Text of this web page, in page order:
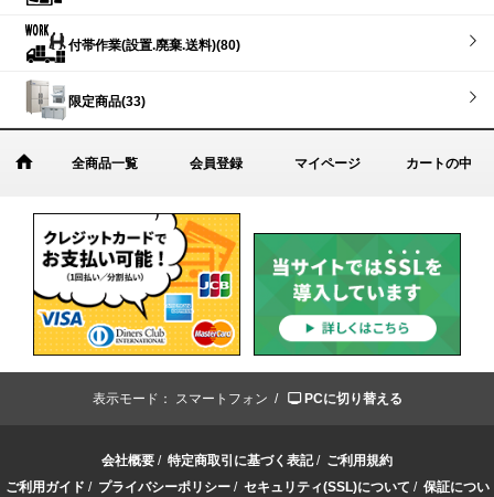
付帯作業(設置.廃棄.送料)(80)
限定商品(33)
全商品一覧 会員登録 マイページ カートの中
表示モード： スマートフォン / PCに切り替える
会社概要 / 特定商取引に基づく表記/ ご利用規約
ご利用ガイド / プライバシーポリシー/ セキュリティ(SSL)について / 保証につい